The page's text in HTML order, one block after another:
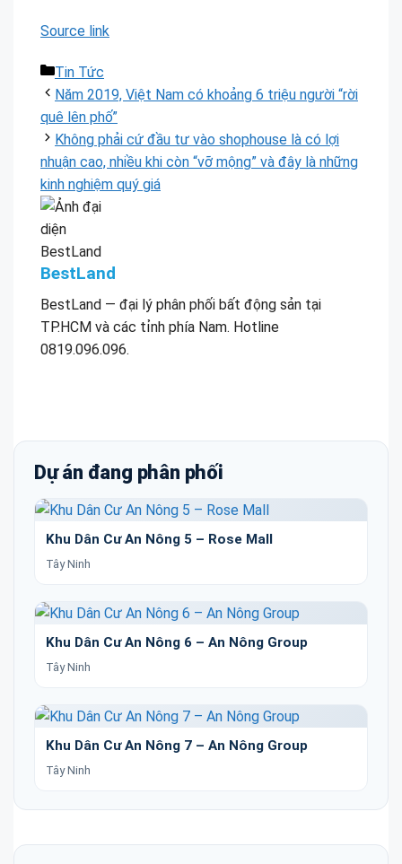
Source link
Danh
mục
Tin Tức
Năm 2019, Việt Nam có khoảng 6 triệu người “rời
quê lên phố”
Không phải cứ đầu tư vào shophouse là có lợi
nhuận cao, nhiều khi còn “vỡ mộng” và đây là những
kinh nghiệm quý giá
BestLand
BestLand — đại lý phân phối bất động sản tại
TP.HCM và các tỉnh phía Nam. Hotline
0819.096.096.
Dự án đang phân phối
Khu Dân Cư An Nông 5 – Rose Mall
Tây Ninh
Khu Dân Cư An Nông 6 – An Nông Group
Tây Ninh
Khu Dân Cư An Nông 7 – An Nông Group
Tây Ninh